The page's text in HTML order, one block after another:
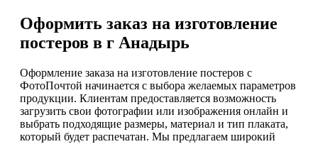
Оформить заказ на изготовление
постеров в г Анадырь
Оформление заказа на изготовление постеров с
ФотоПочтой начинается с выбора желаемых параметров
продукции. Клиентам предоставляется возможность
загрузить свои фотографии или изображения онлайн и
выбрать подходящие размеры, материал и тип плаката,
который будет распечатан. Мы предлагаем широкий